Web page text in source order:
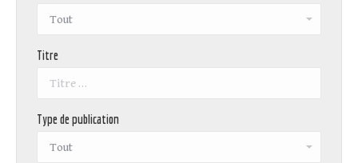
Titre
Type de publication